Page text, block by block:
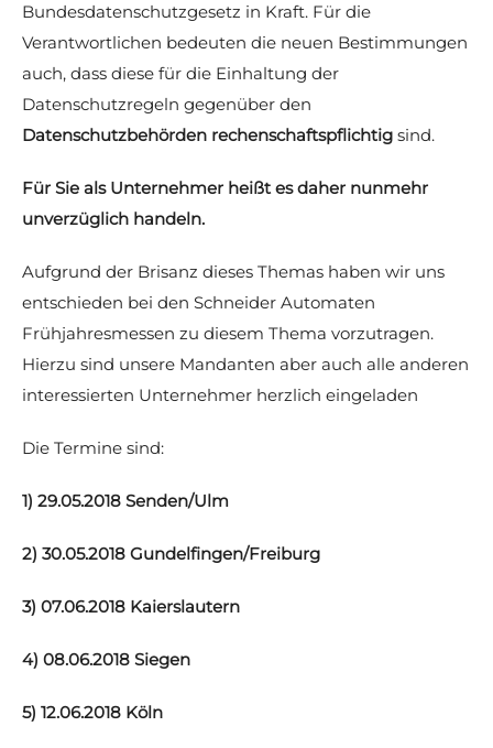
Bundesdatenschutzgesetz in Kraft. Für die
Verantwortlichen bedeuten die neuen Bestimmungen
auch, dass diese für die Einhaltung der
Datenschutzregeln gegenüber den
Datenschutzbehörden rechenschaftspflichtig sind.
Für Sie als Unternehmer heißt es daher nunmehr
unverzüglich handeln.
Aufgrund der Brisanz dieses Themas haben wir uns
entschieden bei den Schneider Automaten
Frühjahresmessen zu diesem Thema vorzutragen.
Hierzu sind unsere Mandanten aber auch alle anderen
interessierten Unternehmer herzlich eingeladen
Die Termine sind:
1) 29.05.2018 Senden/Ulm
2) 30.05.2018 Gundelfingen/Freiburg
3) 07.06.2018 Kaierslautern
4) 08.06.2018 Siegen
5) 12.06.2018 Köln